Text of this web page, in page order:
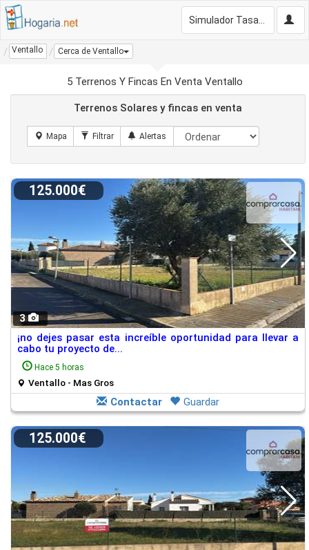
Ventallo Cerca de Ventallo
5 Terrenos Y Fincas En Venta Ventallo
Terrenos Solares y fincas en venta
3
125.000€
¡no dejes pasar esta increíble oportunidad para llevar a
cabo tu proyecto de...
Hace 5 horas
Ventallo - Mas Gros
Contactar Guardar
125.000€